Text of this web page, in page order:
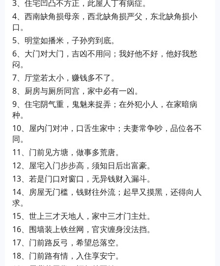
3、住宅凹凸不方正，此屋人丁有病症。
4、西南缺角损母亲，西北缺角损严父，东北缺角损小
口。
5、明堂如播米，子孙穷到底。
6、大门对大门，吉凶不用问；我好他不好，他好我愁
闷。
7、厅堂若太小，赚钱多不了。
8、厨房与厕所同宫，家中必有一凶。
9、住宅阴气重，鬼魅来捉弄；在外犯小人，在家暗病
种。
10、屋内门对冲，口舌生家中；夫妻常争吵，品位各不
同。
11、门前见方塘，做事多荒唐。
12、屋宅入门步步高，须知日后出富豪。
13、若是门口对窗口，无异钱财入漏斗。
14、房屋无门槛，钱财往外流；起早又摸黑，还得向人
求。
15、世上三才天地人，家中三才门主灶。
16、围墙装上铁丝网，官灾缠身没法挡。
17、门前路反弓，希望总落空。
18、门前路有情，入住享安宁。